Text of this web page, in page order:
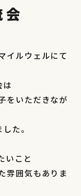
イルウェルにて
をいただきなが
た。
いこと
雰囲気もありま